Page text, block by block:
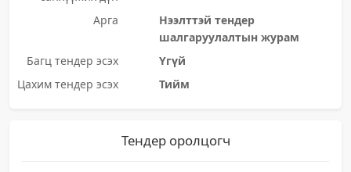
Арга
Нээлттэй тендер
шалгаруулалтын журам
Багц тендер эсэх
Үгүй
Цахим тендер эсэх
Тийм
Тендер оролцогч